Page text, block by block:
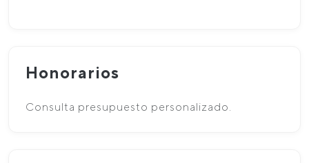
Honorarios
Consulta presupuesto personalizado.